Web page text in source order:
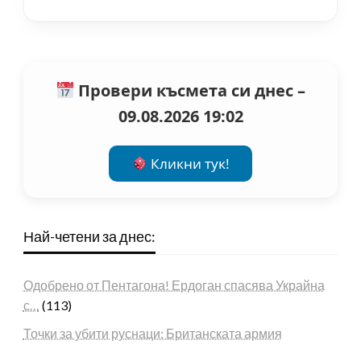
Провери късмета си днес –
09.08.2026 19:02
Кликни тук!
Най-четени за днес:
Одобрено от Пентагона! Ердоган спасява Украйна
с… (113)
Точки за убити руснаци: Британската армия